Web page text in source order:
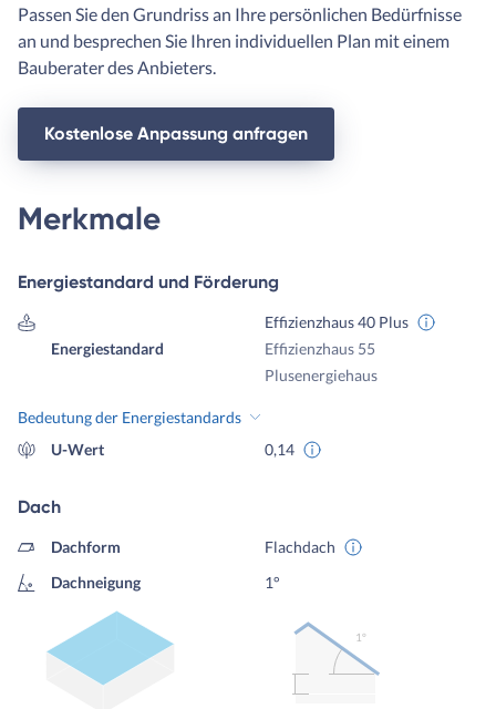
Passen Sie den Grundriss an Ihre persönlichen Bedürfnisse
an und besprechen Sie Ihren individuellen Plan mit einem
Bauberater des Anbieters.
Kostenlose Anpassung anfragen
Merkmale
Energiestandard und Förderung
Energiestandard
Effizienzhaus 40 Plus
Effizienzhaus 55
Plusenergiehaus
Bedeutung der Energiestandards
U-Wert
0,14
Dach
Dachform
Flachdach
Dachneigung
1°
1º